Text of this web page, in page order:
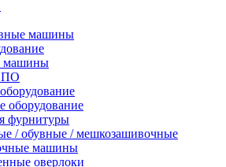
машины
машины
ПО
оборудование
фурнитуры
/ обувные / мешкозашивочные
машины
оверлоки